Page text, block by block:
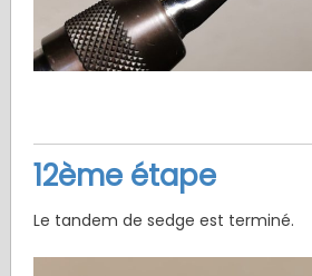
12ème étape
Le tandem de sedge est terminé.